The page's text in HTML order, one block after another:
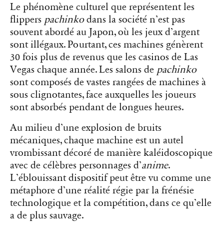
Le phénomène culturel que représentent les
flippers pachinkodans la société n’est pas
souvent abordé au Japon, où les jeux d’argent
sont illégaux. Pourtant, ces machines génèrent
30 fois plus de revenus que les casinos de Las
Vegas chaque année. Les salons de pachinko
sont composés de vastes rangées de machines à
sous clignotantes, face auxquelles les joueurs
sont absorbés pendant de longues heures.
Au milieu d’une explosion de bruits
mécaniques, chaque machine est un autel
vrombissant décoré de manière kaléidoscopique
avec de célèbres personnages d’anime.
L’éblouissant dispositif peut être vu comme une
métaphore d’une réalité régie par la frénésie
technologique et la compétition, dans ce qu’elle
a de plus sauvage.